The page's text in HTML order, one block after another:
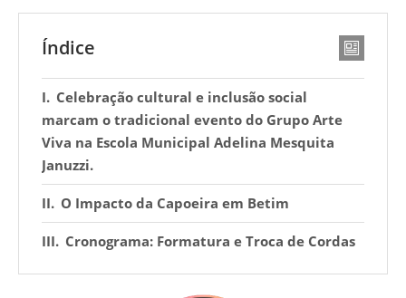
Índice
Celebração cultural e inclusão social
marcam o tradicional evento do Grupo Arte
Viva na Escola Municipal Adelina Mesquita
Januzzi.
O Impacto da Capoeira em Betim
Cronograma: Formatura e Troca de Cordas